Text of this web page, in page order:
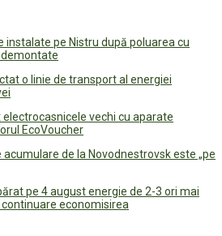
instalate pe Nistru după poluarea cu
o linie de transport al energiei
vechi cu aparate
EcoVoucher
acumulare de la Novodnestrovsk este „pe
pe 4 august energie de 2-3 ori mai
economisirea